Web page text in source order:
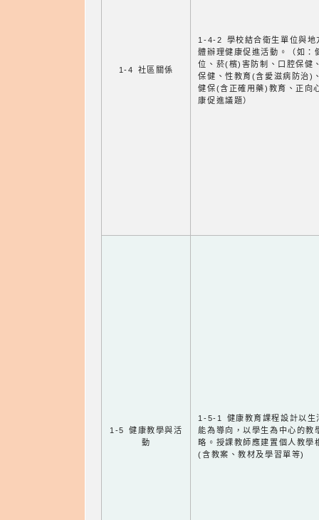
1-4 社區關係
1-4-2 學校結合衛生單位與地
體辦理健康促進活動。（如：
位、菸(檳)害防制、口腔保健
保健、性教育(含愛滋病防治)
健保(含正確用藥)教育、正向
康促進議題）
1-5 健康教學與活
動
1-5-1 健康教育課程設計以生
能為導向，以學生為中心的教
略。授課教師應建置個人教學
(含教案、教材及學習單等)